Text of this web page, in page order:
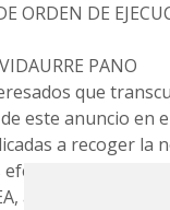
ORDEN DE
PANO
que
este anuncio en
a recoger la
a 16 de